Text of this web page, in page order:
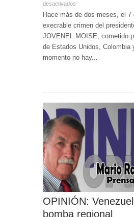
desactivados
Hace más de dos meses, el 7
execrable crimen del
JOVENEL MOISE, cometido
de Estados Unidos, Colombia
momento no hay...
OPINIÓN:
bomba regional